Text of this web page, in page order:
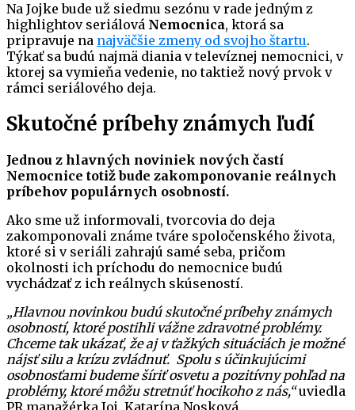
Na Jojke bude už siedmu sezónu v rade jedným z
highlightov seriálová Nemocnica, ktorá sa
pripravuje na najväčšie zmeny od svojho štartu.
Týkať sa budú najmä diania v televíznej nemocnici, v
ktorej sa vymieňa vedenie, no taktiež nový prvok v
rámci seriálového deja.
Skutočné príbehy známych ľudí
Jednou z hlavných noviniek nových častí
Nemocnice totiž bude zakomponovanie reálnych
príbehov populárnych osobností.
Ako sme už informovali, tvorcovia do deja
zakomponovali známe tváre spoločenského života,
ktoré si v seriáli zahrajú samé seba, pričom
okolnosti ich príchodu do nemocnice budú
vychádzať z ich reálnych skúseností.
„Hlavnou novinkou budú skutočné príbehy známych
osobností, ktoré postihli vážne zdravotné problémy.
Chceme tak ukázať, že aj v ťažkých situáciách je možné
nájsť silu a krízu zvládnuť. Spolu s účinkujúcimi
osobnosťami budeme šíriť osvetu a pozitívny pohľad na
problémy, ktoré môžu stretnúť hocikoho z nás,“uviedla